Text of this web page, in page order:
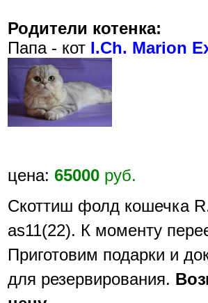
Родители котенка:
Папа - кот I.Ch. Marion
цена: 65000 руб.
Скоттиш фолд кошечка
аs11(22). К моменту
Приготовим подарки и
для резервирования.